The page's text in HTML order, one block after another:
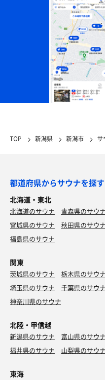
TOP 新潟県 新潟市 サ
都道府県からサウナを探す
北海道・東北
北海道のサウナ 青森県のサウナ
宮城県のサウナ
秋田県のサウナ
福島県のサウナ
関東
茨城県のサウナ 栃木県のサウナ
埼玉県のサウナ
千葉県のサウナ
神奈川県のサウナ
北陸・甲信越
新潟県のサウナ 富山県のサウナ
福井県のサウナ
山梨県のサウナ
東海